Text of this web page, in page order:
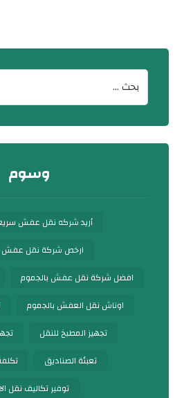
وسوم
أريد شركه نقل عفش
ارخص شركة نقل عفش
افضل شركة نقل عفش بالجموم
اوناش نقل العفش بالجموم
تجهيز المطبخ للنقل
تعبئة الصناديق
توفير تكاليف نقل